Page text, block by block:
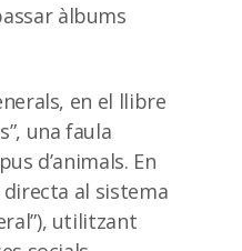
àlbums
en el llibre
una faula
d’animals. En
al sistema
utilitzant